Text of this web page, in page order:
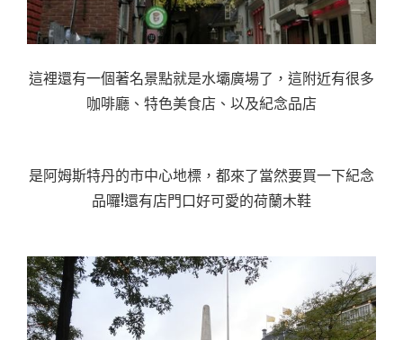
這裡還有一個著名景點就是水壩廣場了，這附近有很多
咖啡廳、特色美食店、以及紀念品店
是阿姆斯特丹的市中心地標，都來了當然要買一下紀念
品囉!還有店門口好可愛的荷蘭木鞋